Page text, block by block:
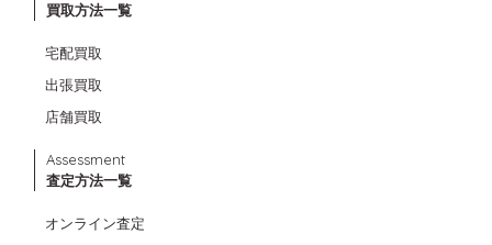
買取方法一覧
宅配買取
出張買取
店舗買取
Assessment
査定方法一覧
オンライン査定